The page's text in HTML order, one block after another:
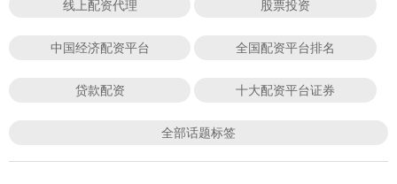
线上配资代理 股票投资
中国经济配资平台 全国配资平台排名
贷款配资 十大配资平台证券
全部话题标签